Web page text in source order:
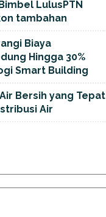
LulusPTN
tambahan
Biaya
Hingga 30%
Smart Building
Bersih yang Tepat
Air